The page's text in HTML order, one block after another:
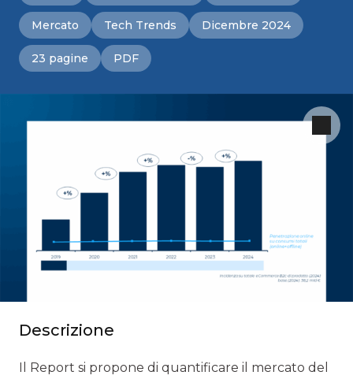
Mercato Tech Trends Dicembre 2024
23 pagine PDF
Descrizione
Il Report si propone di quantificare il mercato del